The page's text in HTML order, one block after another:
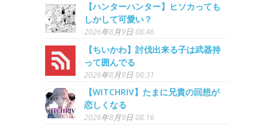
【ハンターハンター】ヒソカっても
しかして可愛い？
2026年8月9日 08:46
【ちいかわ】討伐出来る子は武器持
って囲んでる
2026年8月9日 08:31
【WITCHRIV】たまに兄貴の回想が
恋しくなる
2026年8月9日 08:16